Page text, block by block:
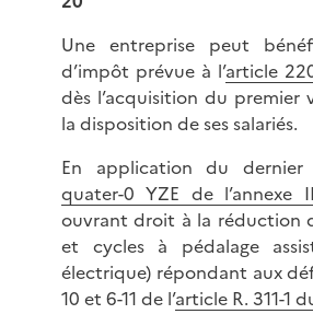
Une entreprise peut
d’impôt prévue à l’article
dès l’acquisition du
la disposition de ses salariés.
En application du dernier
quater-0 YZE de l’annexe
ouvrant droit à la réduction
et cycles à pédalage
électrique) répondant aux
10 et 6-11 de l’article R. 311-1